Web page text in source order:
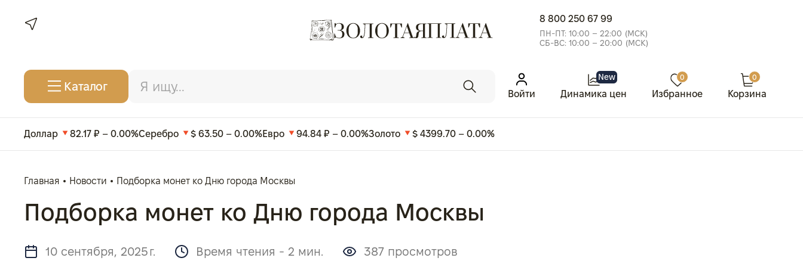
8 800 250 67 99
ПН-ПТ: 10:00 – 22:00 (МСК)
СБ-ВС: 10:00 – 20:00 (МСК)
Каталог
Войти
New
Динамика цен
0
Избранное
0
Корзина
Доллар 82.17 ₽ – 0.00%Серебро $ 63.50 – 0.00%Евро 94.84 ₽ – 0.00%Золото $ 4399.70 – 0.00%
Главная Новости Подборка монет ко Дню города Москвы
Подборка монет ко Дню города Москвы
10 сентября, 2025 г. Время чтения - 2 мин. 387 просмотров